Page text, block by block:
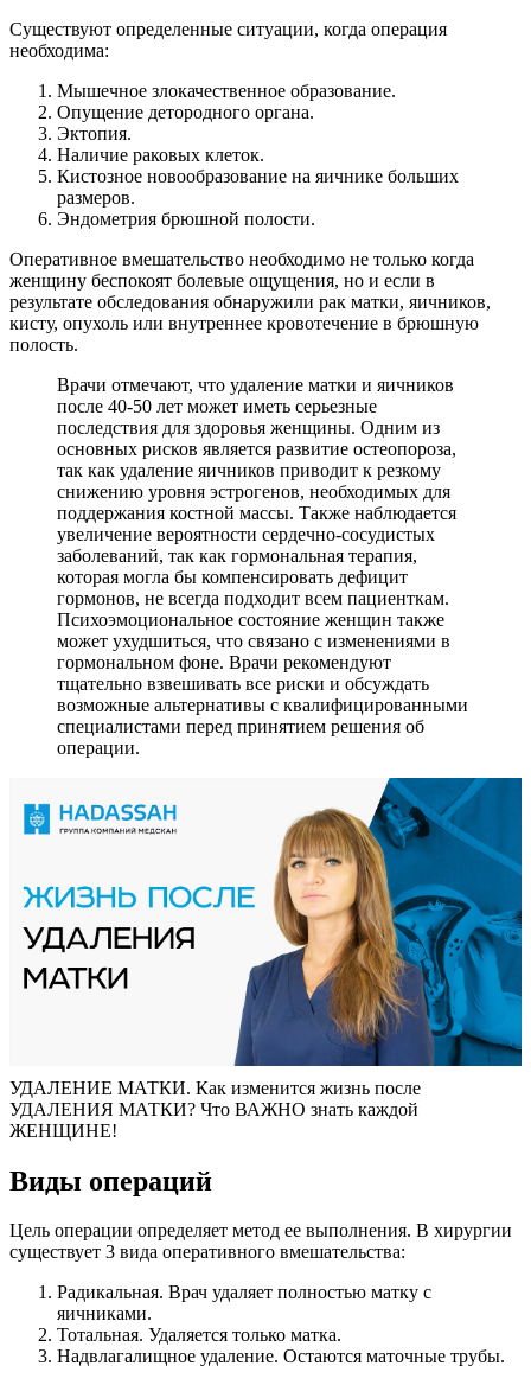
Существуют определенные ситуации, когда операция
необходима:
Мышечное злокачественное образование.
Опущение детородного органа.
Эктопия.
Наличие раковых клеток.
Кистозное новообразование на яичнике больших
размеров.
Эндометрия брюшной полости.
Оперативное вмешательство необходимо не только когда
женщину беспокоят болевые ощущения, но и если в
результате обследования обнаружили рак матки, яичников,
кисту, опухоль или внутреннее кровотечение в брюшную
полость.
Врачи отмечают, что удаление матки и яичников
после 40-50 лет может иметь серьезные
последствия для здоровья женщины. Одним из
основных рисков является развитие остеопороза,
так как удаление яичников приводит к резкому
снижению уровня эстрогенов, необходимых для
поддержания костной массы. Также наблюдается
увеличение вероятности сердечно-сосудистых
заболеваний, так как гормональная терапия,
которая могла бы компенсировать дефицит
гормонов, не всегда подходит всем пациенткам.
Психоэмоциональное состояние женщин также
может ухудшиться, что связано с изменениями в
гормональном фоне. Врачи рекомендуют
тщательно взвешивать все риски и обсуждать
возможные альтернативы с квалифицированными
специалистами перед принятием решения об
операции.
УДАЛЕНИЕ МАТКИ. Как изменится жизнь после
УДАЛЕНИЯ МАТКИ? Что ВАЖНО знать каждой
ЖЕНЩИНЕ!
Виды операций
Цель операции определяет метод ее выполнения. В хирургии
существует 3 вида оперативного вмешательства:
Радикальная. Врач удаляет полностью матку с
яичниками.
Тотальная. Удаляется только матка.
Надвлагалищное удаление. Остаются маточные трубы.